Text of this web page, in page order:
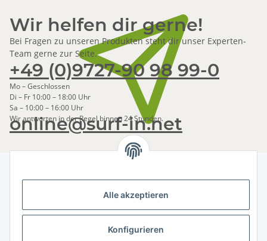
Alle akzeptieren
Konfigurieren
Wir helfen dir gerne!
Bei Fragen zu unseren Produkten steht dir unser Experten-
Team gerne zur Seite.
+49 (0)9727-90 98 99-0
Mo – Geschlossen
Di – Fr 10:00 – 18:00 Uhr
Sa – 10:00 – 16:00 Uhr
online@surf-in.net
Wir antworten in der Regel binnen 24 Stunden.
Newsletter Abonnieren
Bitte senden Sie mir entsprechend Ihrer
regelmäßig und jederzeit widerruflich